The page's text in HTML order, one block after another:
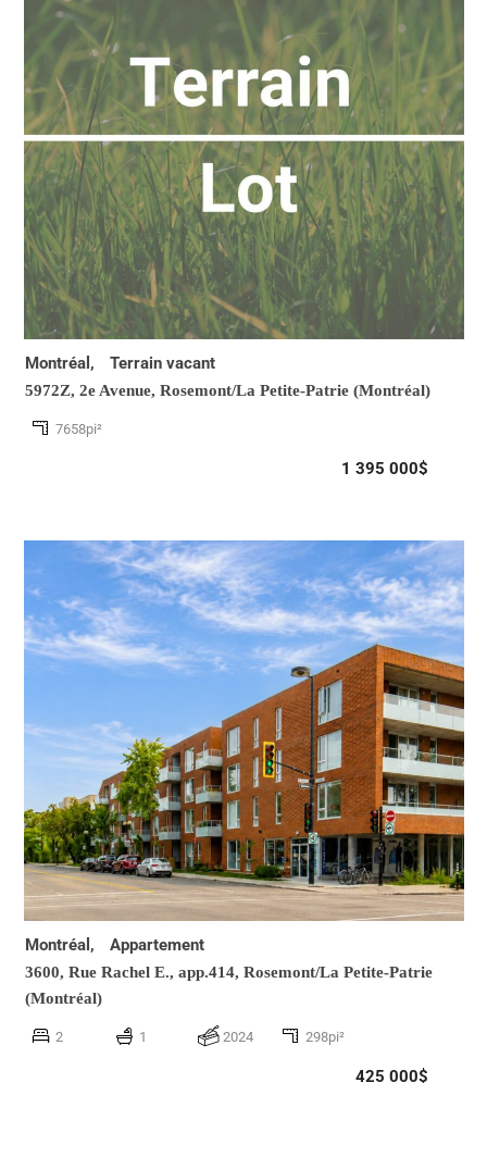
Montréal, Terrain vacant
5972Z, 2e Avenue, Rosemont/La Petite-Patrie (Montréal)
7658pi²
1 395 000$
Montréal, Appartement
3600, Rue Rachel E., app.414, Rosemont/La Petite-Patrie
(Montréal)
2 1 2024 298pi²
425 000$